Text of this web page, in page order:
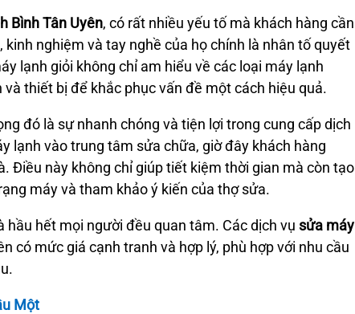
Bình Tân Uyên, có rất nhiều yếu tố mà khách hàng cần
nghiệm và tay nghề của họ chính là nhân tố quyết
lạnh giỏi không chỉ am hiểu về các loại máy lạnh
thiết bị để khắc phục vấn đề một cách hiệu quả.
đó là sự nhanh chóng và tiện lợi trong cung cấp dịch
lạnh vào trung tâm sửa chữa, giờ đây khách hàng
Điều này không chỉ giúp tiết kiệm thời gian mà còn tạo
máy và tham khảo ý kiến của thợ sửa.
hầu hết mọi người đều quan tâm. Các dịch vụ sửa máy
có mức giá cạnh tranh và hợp lý, phù hợp với nhu cầu
Một